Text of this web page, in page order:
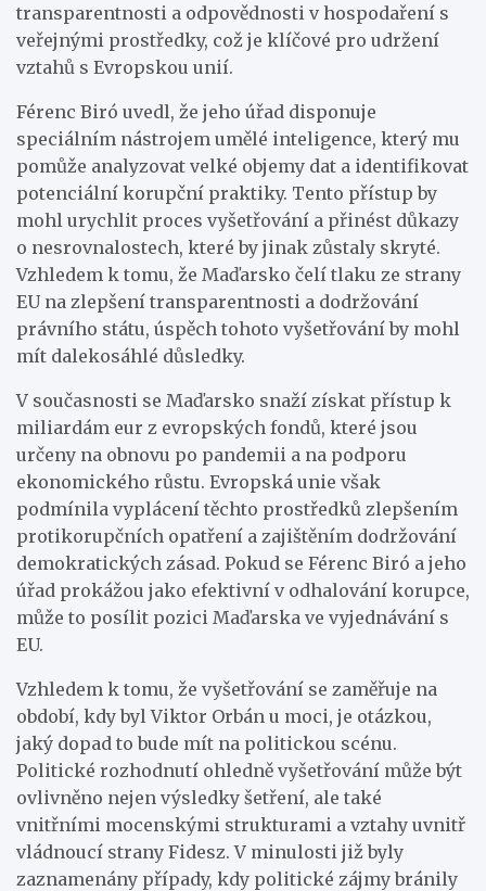
transparentnosti a odpovědnosti v hospodaření s
veřejnými prostředky, což je klíčové pro udržení
vztahů s Evropskou unií.
Férenc Biró uvedl, že jeho úřad disponuje
speciálním nástrojem umělé inteligence, který mu
pomůže analyzovat velké objemy dat a identifikovat
potenciální korupční praktiky. Tento přístup by
mohl urychlit proces vyšetřování a přinést důkazy
o nesrovnalostech, které by jinak zůstaly skryté.
Vzhledem k tomu, že Maďarsko čelí tlaku ze strany
EU na zlepšení transparentnosti a dodržování
právního státu, úspěch tohoto vyšetřování by mohl
mít dalekosáhlé důsledky.
V současnosti se Maďarsko snaží získat přístup k
miliardám eur z evropských fondů, které jsou
určeny na obnovu po pandemii a na podporu
ekonomického růstu. Evropská unie však
podmínila vyplácení těchto prostředků zlepšením
protikorupčních opatření a zajištěním dodržování
demokratických zásad. Pokud se Férenc Biró a jeho
úřad prokážou jako efektivní v odhalování korupce,
může to posílit pozici Maďarska ve vyjednávání s
EU.
Vzhledem k tomu, že vyšetřování se zaměřuje na
období, kdy byl Viktor Orbán u moci, je otázkou,
jaký dopad to bude mít na politickou scénu.
Politické rozhodnutí ohledně vyšetřování může být
ovlivněno nejen výsledky šetření, ale také
vnitřními mocenskými strukturami a vztahy uvnitř
vládnoucí strany Fidesz. V minulosti již byly
zaznamenány případy, kdy politické zájmy bránily